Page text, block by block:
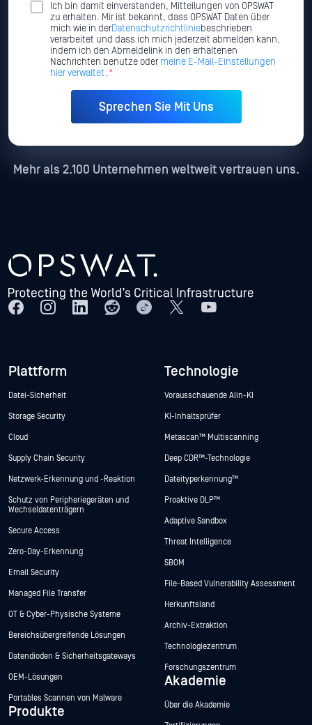
Ich bin damit einverstanden, Mitteilungen von OPSWAT
zu erhalten. Mir ist bekannt, dass OPSWAT Daten über
mich wie in derDatenschutzrichtliniebeschrieben
verarbeitet und dass ich mich jederzeit abmelden kann,
indem ich den Abmeldelink in den erhaltenen
Nachrichten benutze oder meine E-Mail-Einstellungen
hier verwaltet .*
Mehr als 2.100 Unternehmen weltweit vertrauen uns.
Plattform
Datei-Sicherheit
Storage Security
Cloud
Supply Chain Security
Netzwerk-Erkennung und -Reaktion
Schutz von Peripheriegeräten und
Wechseldatenträgern
Secure Access
Zero-Day-Erkennung
Email Security
Managed File Transfer
OT & Cyber-Physische Systeme
Bereichsübergreifende Lösungen
Datendioden & Sicherheitsgateways
OEM-Lösungen
Portables Scannen von Malware
Produkte
Technologie
Vorausschauende Alin-KI
KI-Inhaltsprüfer
Metascan™ Multiscanning
Deep CDR™-Technologie
Dateityperkennung™
Proaktive DLP™
Adaptive Sandbox
Threat Intelligence
SBOM
File-Based Vulnerability Assessment
Herkunftsland
Archiv-Extraktion
Technologiezentrum
Forschungszentrum
Akademie
Über die Akademie